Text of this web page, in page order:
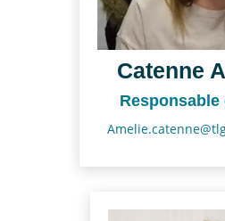
Catenne
Responsable